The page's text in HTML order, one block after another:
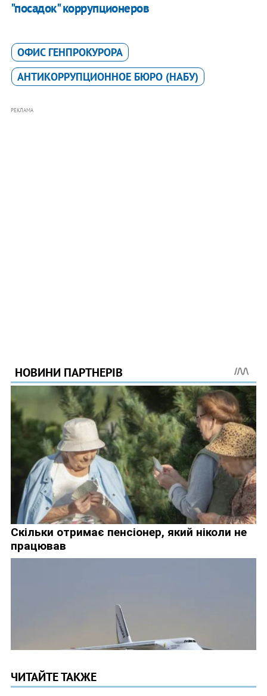
"посадок" коррупционеров
ОФИС ГЕНПРОКУРОРА
АНТИКОРРУПЦИОННОЕ БЮРО (НАБУ)
РЕКЛАМА
ЧИТАЙТЕ ТАКЖЕ